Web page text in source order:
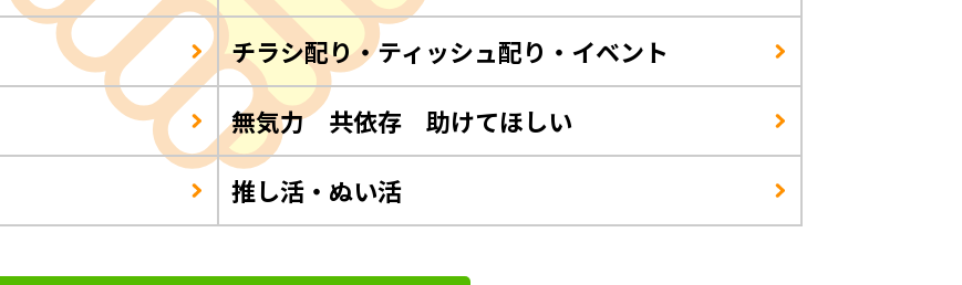
チラシ配り・ティッシュ配り・イベント
無気力 共依存 助けてほしい
推し活・ぬい活